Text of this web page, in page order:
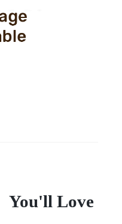
You'll Love